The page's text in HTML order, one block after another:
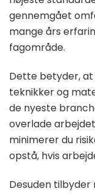
gennemgået
mange års
fagområde.
Dette betyder, at
teknikker og
de nyeste
overlade
minimerer du
opstå, hvis
Desuden